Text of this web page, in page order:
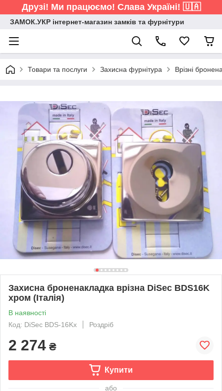
Друзі! Ми працюємо! Слава Україні! 🇺🇦
ЗАМОК.УКР інтернет-магазин замків та фурнітури
Товари та послуги Захисна фурнітура Врізні
Захисна броненакладка врізна DiSec ВDS16K
хром (Італія)
В наявності
Код: DiSec BDS-16Kх
Роздріб
2 274 ₴
Купити
або